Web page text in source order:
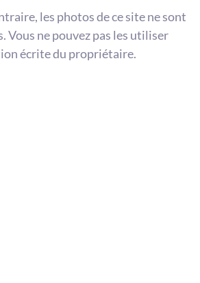
les photos de ce site ne sont
Vous ne pouvez pas les utiliser
écrite du propriétaire.